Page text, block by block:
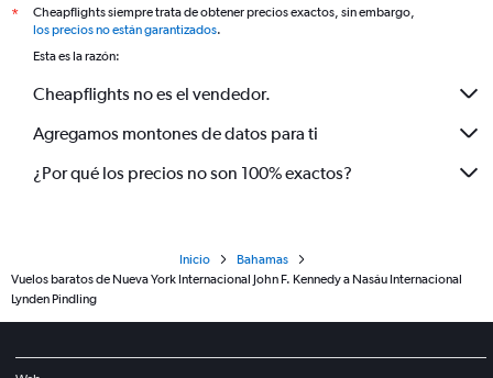
*
Cheapflights siempre trata de obtener precios exactos, sin embargo,
los precios no están garantizados.
Esta es la razón:
Cheapflights no es el vendedor.
Agregamos montones de datos para ti
¿Por qué los precios no son 100% exactos?
Inicio
Bahamas
Vuelos baratos de Nueva York Internacional John F. Kennedy a Nasáu Internacional
Lynden Pindling